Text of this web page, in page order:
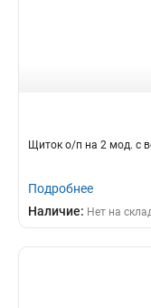
Щиток о/п на 2 мод. с
Подробнее
Наличие: Нет на